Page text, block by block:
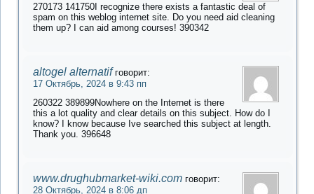
270173 141750I recognize there exists a fantastic deal of
spam on this weblog internet site. Do you need aid cleaning
them up? I can aid among courses! 390342
altogel alternatif говорит:
17 Октябрь, 2024 в 9:43 пп
260322 389899Nowhere on the Internet is there
this a lot quality and clear details on this subject. How do I
know? I know because Ive searched this subject at length.
Thank you. 396648
www.drughubmarket-wiki.com говорит:
28 Октябрь, 2024 в 8:06 дп